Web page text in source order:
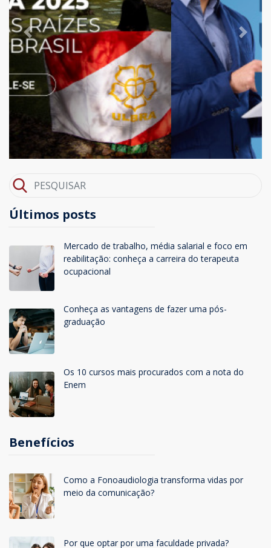
Previous Next
Últimos posts
Mercado de trabalho, média salarial e foco em
reabilitação: conheça a carreira do terapeuta
ocupacional
Conheça as vantagens de fazer uma pós-
graduação
Os 10 cursos mais procurados com a nota do
Enem
Benefícios
Como a Fonoaudiologia transforma vidas por
meio da comunicação?
Por que optar por uma faculdade privada?